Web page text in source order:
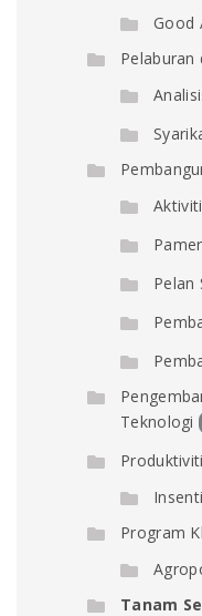
Good
Pelaburan
Pelan
Teknologi
Program
Tanam